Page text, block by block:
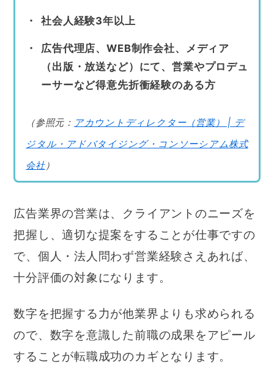
社会人経験3年以上
広告代理店、WEB制作会社、メディア
（出版・放送など）にて、営業やプロデュ
ーサーなど得意先折衝経験のある方
（参照元： アカウントディレクター（営業） | デ
ジタル・アドバタイジング・コンソーシアム株式
会社）
広告業界の営業は、クライアントのニーズを
把握し、適切な提案をすることが仕事ですの
で、個人・法人問わず営業経験さえあれば、
十分評価の対象になります。
数字を把握する力が他業界よりも求められる
ので、数字を意識した前職の成果をアピール
することが転職成功のカギとなります。